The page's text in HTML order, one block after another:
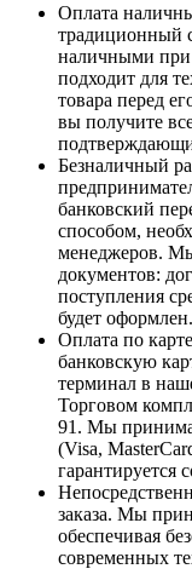
Оплата
традиционный
наличными при
подходит для
товара перед
вы получите
Безналичный
банковский
способом,
менеджеров.
документов:
поступления
будет оформлен.
Оплата по
банковскую
терминал в
Торговом
91. Мы
(Visa,
гарантируется
заказа. Мы
обеспечивая
современных